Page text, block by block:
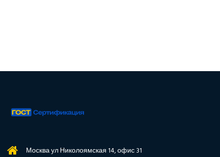
Москва ул Николоямская 14, офис 31